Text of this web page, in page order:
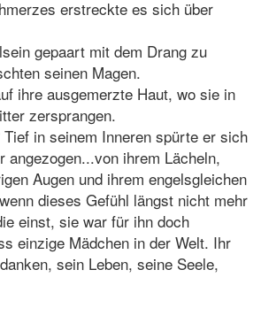
erstreckte es sich über
gepaart mit dem Drang zu
seinen Magen.
ihre ausgemerzte Haut, wo sie in
zersprangen.
in seinem Inneren spürte er sich
angezogen...von ihrem Lächeln,
Augen und ihrem engelsgleichen
dieses Gefühl längst nicht mehr
einst, sie war für ihn doch
einzige Mädchen in der Welt. Ihr
sein Leben, seine Seele,